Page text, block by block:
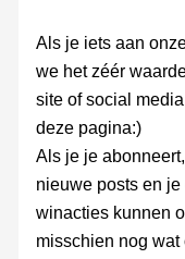
Als je iets aan
we het zéér
site of social
deze pagina:)
Als je je
nieuwe posts en
winacties kunnen
misschien nog wat